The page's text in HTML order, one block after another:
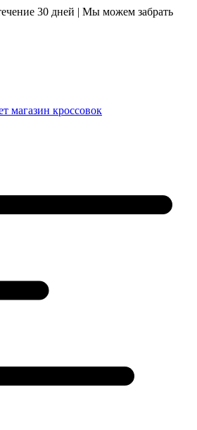
30 дней | Мы можем забрать